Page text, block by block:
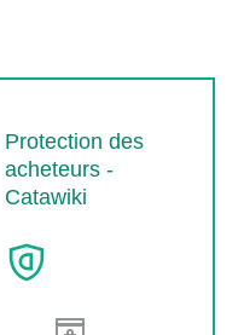
Protection des
acheteurs -
Catawiki